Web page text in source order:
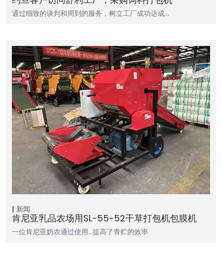
通过细致的谈判和周到的服务，树立工厂成功达成…
新闻
肯尼亚乳品农场用SL-55-52干草打包机包膜机
一位肯尼亚奶农通过使用…提高了青贮的效率